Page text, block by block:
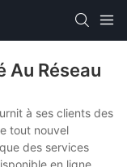
Au Réseau
à ses clients des
tout nouvel
des services